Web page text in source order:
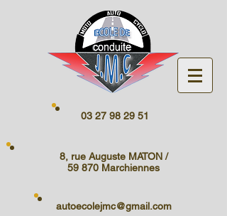
03 27 98 29 51
8, rue Auguste MATON /
59 870 Marchiennes
autoecolejmc@gmail.com